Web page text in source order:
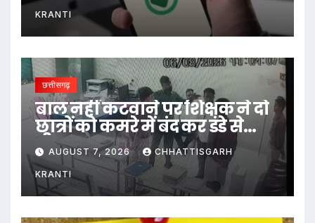
KRANTI
छत्तीसगढ़
बाल नहीं कटवाने पर शिक्षक ने दो
छात्रों को कमरे में बंद कर डंडे से
पीटा…
AUGUST 7, 2026 CHHATTISGARH
KRANTI